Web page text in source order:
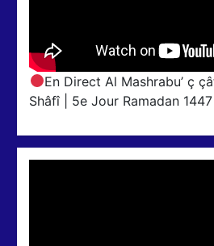
En Direct Al Mashrabu’ ç
Shâfî | 5e Jour Ramadan